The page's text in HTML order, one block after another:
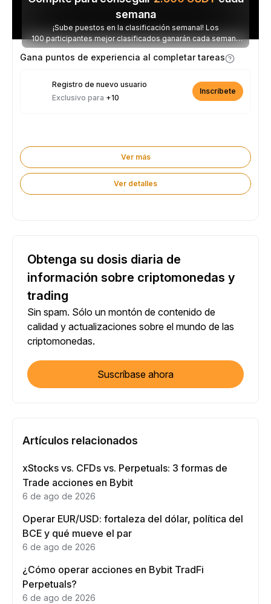
semana
¡Sube puestos en la clasificación semanal! Los
100 participantes mejor clasificados ganarán cada semana
parte de los 2.500 USDT disponibles.
Gana puntos de experiencia al completar tareas
Registro de nuevo usuario
Exclusivo para +10
Inscríbete
Ver más
Ver detalles
Obtenga su dosis diaria de
información sobre criptomonedas y
trading
Sin spam. Sólo un montón de contenido de
calidad y actualizaciones sobre el mundo de las
criptomonedas.
Suscríbase ahora
Artículos relacionados
xStocks vs. CFDs vs. Perpetuals: 3 formas de
Trade acciones en Bybit
6 de ago de 2026
Operar EUR/USD: fortaleza del dólar, política del
BCE y qué mueve el par
6 de ago de 2026
¿Cómo operar acciones en Bybit TradFi
Perpetuals?
6 de ago de 2026